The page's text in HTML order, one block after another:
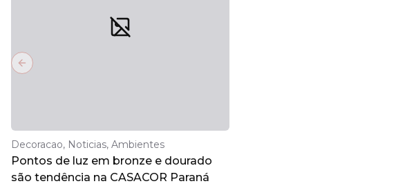
Decoracao, Noticias, Ambientes
Pontos de luz em bronze e dourado
são tendência na CASACOR Paraná
Previous slide